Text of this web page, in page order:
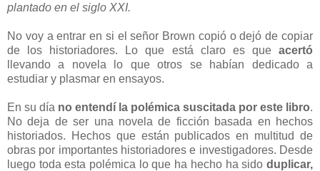
plantado en el siglo XXI.
No voy a entrar en si el señor Brown copió o dejó de copiar
de los historiadores. Lo que está claro es que acertó
llevando a novela lo que otros se habían dedicado a
estudiar y plasmar en ensayos.
En su día no entendí la polémica suscitada por este libro.
No deja de ser una novela de ficción basada en hechos
historiados. Hechos que están publicados en multitud de
obras por importantes historiadores e investigadores. Desde
luego toda esta polémica lo que ha hecho ha sido duplicar,